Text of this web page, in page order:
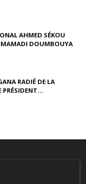
AHMED SÉKOU
MAMADI DOUMBOUYA
RADIÉ DE LA
PRÉSIDENT...